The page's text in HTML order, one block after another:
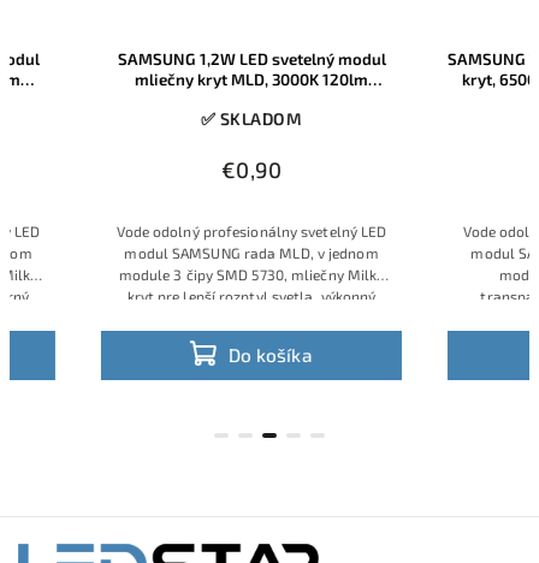
SAMSUNG 1,2W LED svetelný modul
mliečny kryt MLD, 3000K 120lm
✅ SKLADOM
Do košíka
Vode odolný profesionálny svetelný LED
modul SAMSUNG rada MLD, v jednom
module 3 čipy SMD 5730, mliečny Milky
kryt pre lepší rozptyl svetla, výkonný
dobré farebné podanie teplej bielej farby
svetla.
SAMSUNG 1,2W
kryt, 6500K 135lm
Vode odolný
modul SAMSUNG
module 3 čipy
transparentný